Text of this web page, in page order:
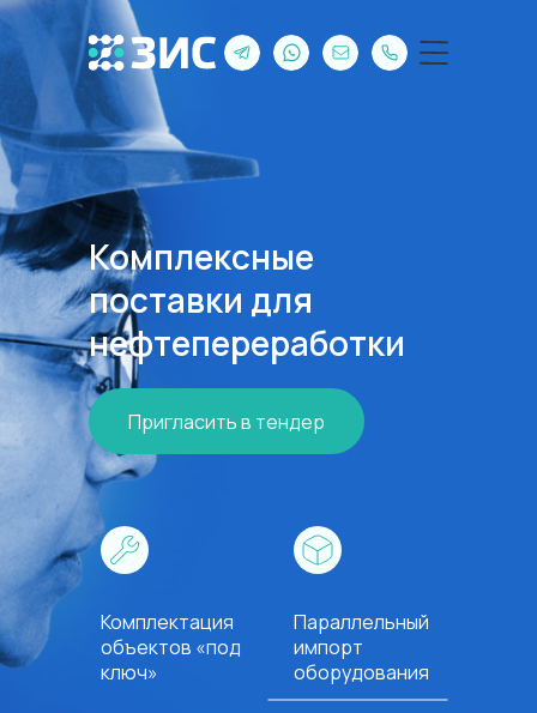
Комплексные
поставки для
нефтепереработки
Пригласить в тендер
Комплектация
объектов «под
ключ»
Параллельный
импорт
оборудования